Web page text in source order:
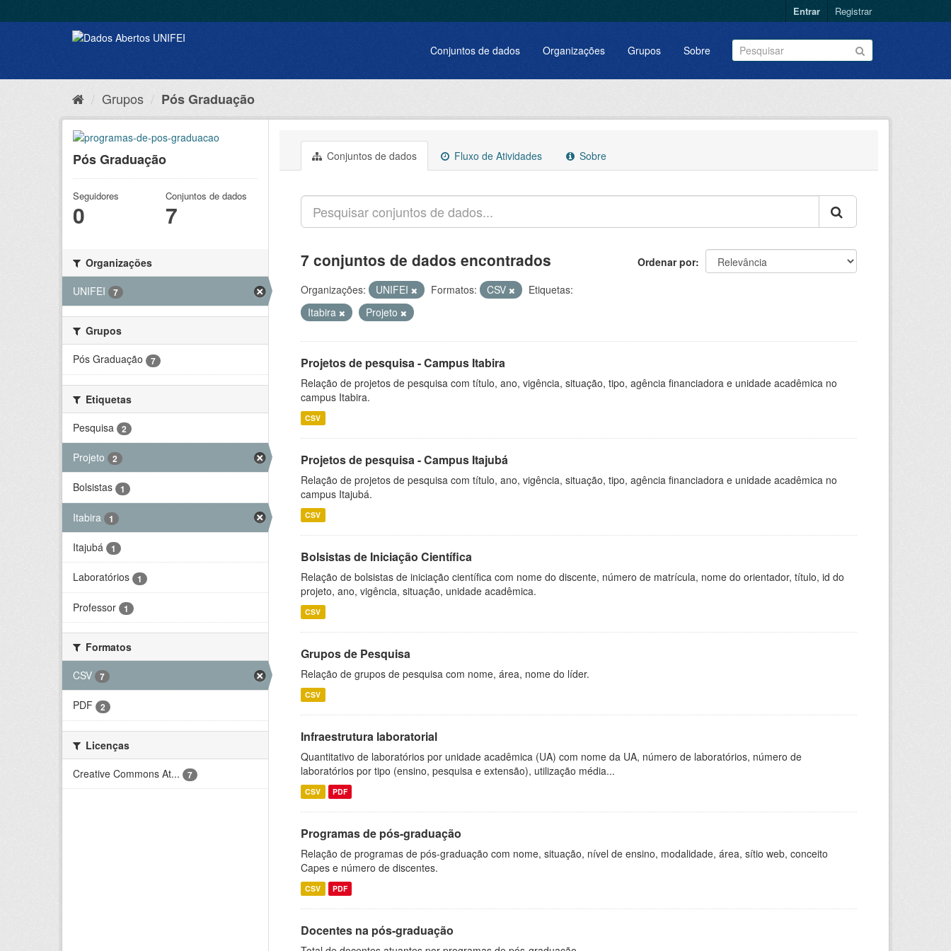
Entrar Registrar
Conjuntos de dados Organizações Grupos Sobre
Grupos Pós Graduação
Pós Graduação
Seguidores
0
Conjuntos de dados
7
Organizações
UNIFEI
7
Grupos
Pós Graduação
7
Etiquetas
Pesquisa
2
Projeto 2
Bolsistas 1
Itabira 1
Itajubá 1
Laboratórios 1
Professor 1
Formatos
CSV
7
PDF 2
Licenças
Creative Commons At...
7
Conjuntos de dados Fluxo de Atividades Sobre
Ordenar por
7 conjuntos de dados encontrados
Organizações: UNIFEI Formatos: CSV
Etiquetas:
Itabira
Projeto
Projetos de pesquisa - Campus Itabira
Relação de projetos de pesquisa com título, ano, vigência, situação, tipo, agência financiadora e unidade acadêmica no
campus Itabira.
CSV
Projetos de pesquisa - Campus Itajubá
Relação de projetos de pesquisa com título, ano, vigência, situação, tipo, agência financiadora e unidade acadêmica no
campus Itajubá.
CSV
Bolsistas de Iniciação Científica
Relação de bolsistas de iniciação científica com nome do discente, número de matrícula, nome do orientador, título, id do
projeto, ano, vigência, situação, unidade acadêmica.
CSV
Grupos de Pesquisa
Relação de grupos de pesquisa com nome, área, nome do líder.
CSV
Infraestrutura laboratorial
Quantitativo de laboratórios por unidade acadêmica (UA) com nome da UA, número de laboratórios, número de
laboratórios por tipo (ensino, pesquisa e extensão), utilização média...
CSV PDF
Programas de pós-graduação
Relação de programas de pós-graduação com nome, situação, nível de ensino, modalidade, área, sítio web, conceito
Capes e número de discentes.
CSV PDF
Docentes na pós-graduação